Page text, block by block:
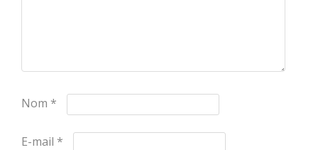
Nom *
E-mail *